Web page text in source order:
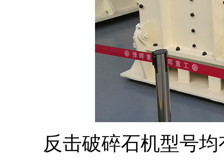
反击破碎石机型号均